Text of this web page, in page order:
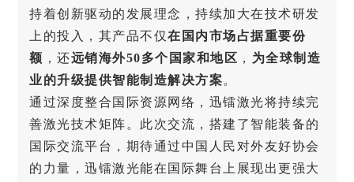
持着创新驱动的发展理念，持续加大在技术研发
上的投入，其产品不仅在国内市场占据重要份
额 ，还远销海外50多个国家和地区 ， 为全球制造
业的升级提供智能制造解决方案。
通过深度整合国际资源网络，迅镭激光将持续完
善激光技术矩阵。此次交流，搭建了智能装备的
国际交流平台，期待通过中国人民对外友好协会
的力量，迅镭激光能在国际舞台上展现出更强大